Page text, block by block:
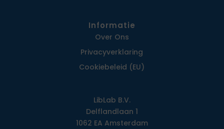
Informatie
Over Ons
Privacy­verklaring
Cookiebeleid (EU)
LibLab B.V.
Delflandlaan 1
1062 EA Amsterdam